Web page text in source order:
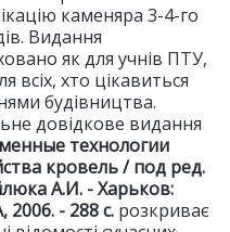
каменяра 3-4-го
Видання
як для учнів ПТУ,
всіх, хто цікавиться
будівництва.
довідкове видання
технологии
кровель / под ред.
А.И. - Харьков:
- 288 с. розкриває